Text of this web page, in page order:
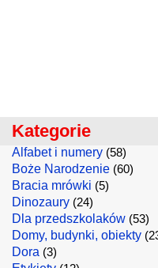
Kategorie
Alfabet i numery (58)
Boże Narodzenie (60)
Bracia mrówki (5)
Dinozaury (24)
Dla przedszkolaków (53)
Domy, budynki, obiekty
Dora (3)